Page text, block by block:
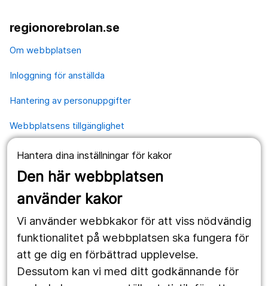
Hantera dina inställningar för kakor
Den här webbplatsen
använder kakor
Vi använder webbkakor för att viss nödvändig
funktionalitet på webbplatsen ska fungera för
att ge dig en förbättrad upplevelse.
Dessutom kan vi med ditt godkännande för
regionorebrolan.se
Om webbplatsen
Inloggning för anställda
Hantering av personuppgifter
Webbplatsens tillgänglighet
Våra webbplatser
1177.se
Region Örebro län
Följ oss